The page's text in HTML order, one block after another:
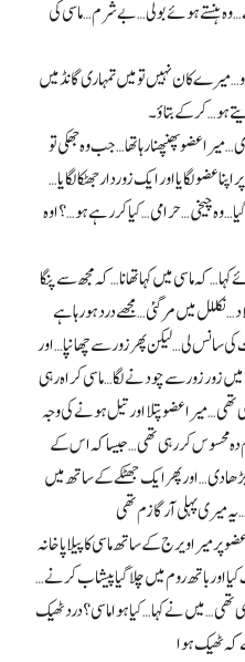
وہ ہنستے ہوئے بولی… بے شرم… ماسی کی
میرے کان نہیں تو میں تمہاری گانڈ میں
ہو… کر کے بتاؤ۔
عضو پھنپھنا رہا تھا… جب وہ جھکی تو
عضو لگایا اور ایک زوردار جھٹکا لگایا…
وہ چیخی… حرامی… کیا کر رہے ہو…؟ اوہ
کہ ماسی میں کہا تھا نا… کہ مجھ سے پنگا
سانس لی… لیکن پھر زور سے چھانپا… اور
زور زور سے چودنے لگا… ماسی کراہ رہی
میرا عضو پتلا اور تیل ہونے کی وجہ
دہ محسوس کر رہی تھی… جیسا کہ اس کے
دی… اور پھر ایک جھٹکے کے ساتھ میں
پر میرا ویرج کے ساتھ ماسی کا پیلا پاخانہ
اور باتھ روم میں چلا گیا پیشاب کرنے…
میں نے کہا… کیا ہوا ماسی؟ درد ٹھیک